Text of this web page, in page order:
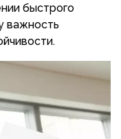
быстрого
важность